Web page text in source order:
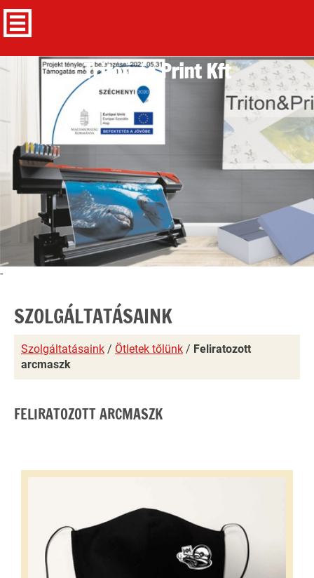
Triton és Print Kft
-
SZOLGÁLTATÁSAINK
Szolgáltatásaink / Ötletek tőlünk / Feliratozott
arcmaszk
FELIRATOZOTT ARCMASZK